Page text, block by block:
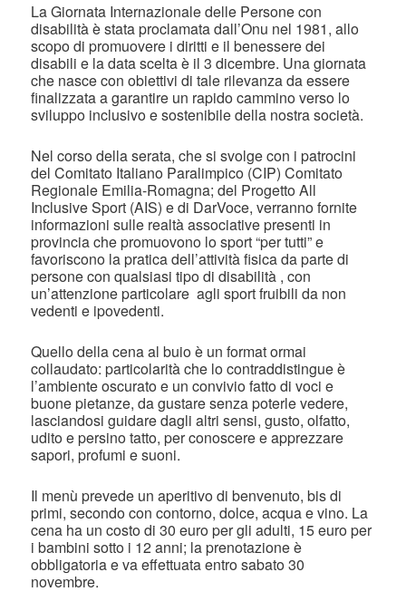
La Giornata Internazionale delle Persone con
disabilità è stata proclamata dall’Onu nel 1981, allo
scopo di promuovere i diritti e il benessere dei
disabili e la data scelta è il 3 dicembre. Una giornata
che nasce con obiettivi di tale rilevanza da essere
finalizzata a garantire un rapido cammino verso lo
sviluppo inclusivo e sostenibile della nostra società.
Nel corso della serata, che si svolge con i patrocini
del Comitato Italiano Paralimpico (CIP) Comitato
Regionale Emilia-Romagna; del Progetto All
Inclusive Sport (AIS) e di DarVoce, verranno fornite
informazioni sulle realtà associative presenti in
provincia che promuovono lo sport “per tutti” e
favoriscono la pratica dell’attività fisica da parte di
persone con qualsiasi tipo di disabilità , con
un’attenzione particolare agli sport fruibili da non
vedenti e ipovedenti.
Quello della cena al buio è un format ormai
collaudato: particolarità che lo contraddistingue è
l’ambiente oscurato e un convivio fatto di voci e
buone pietanze, da gustare senza poterle vedere,
lasciandosi guidare dagli altri sensi, gusto, olfatto,
udito e persino tatto, per conoscere e apprezzare
sapori, profumi e suoni.
Il menù prevede un aperitivo di benvenuto, bis di
primi, secondo con contorno, dolce, acqua e vino. La
cena ha un costo di 30 euro per gli adulti, 15 euro per
i bambini sotto i 12 anni; la prenotazione è
obbligatoria e va effettuata entro sabato 30
novembre.